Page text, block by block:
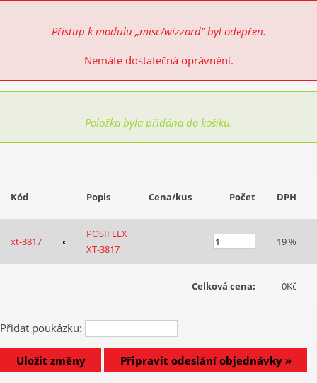
Přístup k modulu „misc/wizzard“ byl odepřen.
Nemáte dostatečná oprávnění.
Položka byla přidána do košíku.
Kód Popis Cena/kus Počet DPH
xt-3817
POSIFLEX
XT-3817
19 %
Celková cena: 0Kč
Přidat poukázku: